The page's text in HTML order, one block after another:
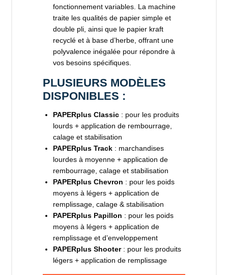
fonctionnement variables. La machine
traite les qualités de papier simple et
double pli, ainsi que le papier kraft
recyclé et à base d’herbe, offrant une
polyvalence inégalée pour répondre à
vos besoins spécifiques.
PLUSIEURS MODÈLES
DISPONIBLES :
PAPERplus Classic : pour les produits
lourds + application de rembourrage,
calage et stabilisation
PAPERplus Track : marchandises
lourdes à moyenne + application de
rembourrage, calage et stabilisation
PAPERplus Chevron : pour les poids
moyens à légers + application de
remplissage, calage & stabilisation
PAPERplus Papillon : pour les poids
moyens à légers + application de
remplissage et d’enveloppement
PAPERplus Shooter: pour les produits
légers + application de remplissage